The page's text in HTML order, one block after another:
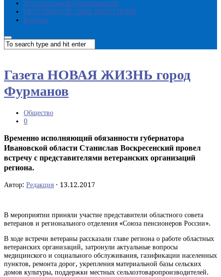
Политика конфиденциальности
ПРОТИВОДЕЙСТВИЕ КОРРУПЦИИ
Реклама
Газета НОВАЯ ЖИЗНЬ город
Фурманов
Общество
0
Временно исполняющий обязанности губернатора
Ивановской области Станислав Воскресенский провел
встречу с представителями ветеранских организаций
региона.
Автор: Редакция · 13.12.2017
В мероприятии приняли участие представители областного совета
ветеранов и регионального отделения «Союза пенсионеров России».
В ходе встречи ветераны рассказали главе региона о работе областных
ветеранских организаций, затронули актуальные вопросы
медицинского и социального обслуживания, газификации населенных
пунктов, ремонта дорог, укрепления материальной базы сельских
домов культуры, поддержки местных сельхозтоваропроизводителей.